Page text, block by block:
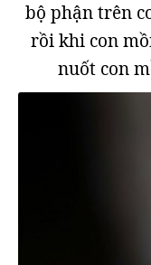
bộ phận trên
rồi khi con
nuốt con